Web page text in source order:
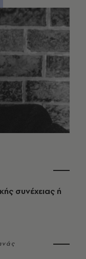
συνέχειας ή